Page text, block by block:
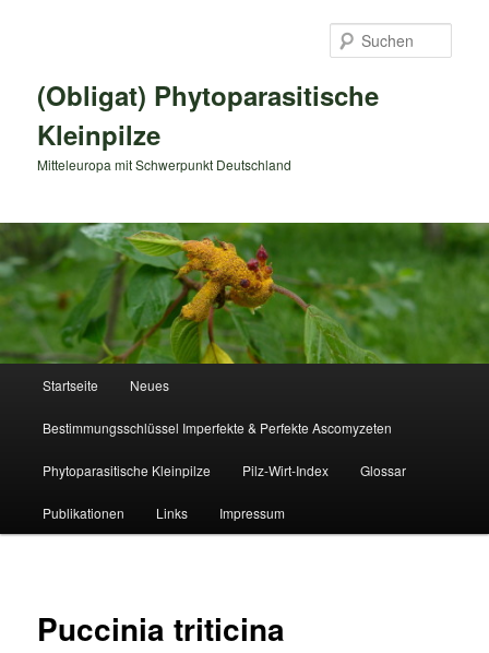
(Obligat) Phytoparasitische
Kleinpilze
Mitteleuropa mit Schwerpunkt Deutschland
Startseite Neues
Bestimmungsschlüssel Imperfekte & Perfekte Ascomyzeten
Phytoparasitische Kleinpilze Pilz-Wirt-Index Glossar
Publikationen Links Impressum
Puccinia triticina